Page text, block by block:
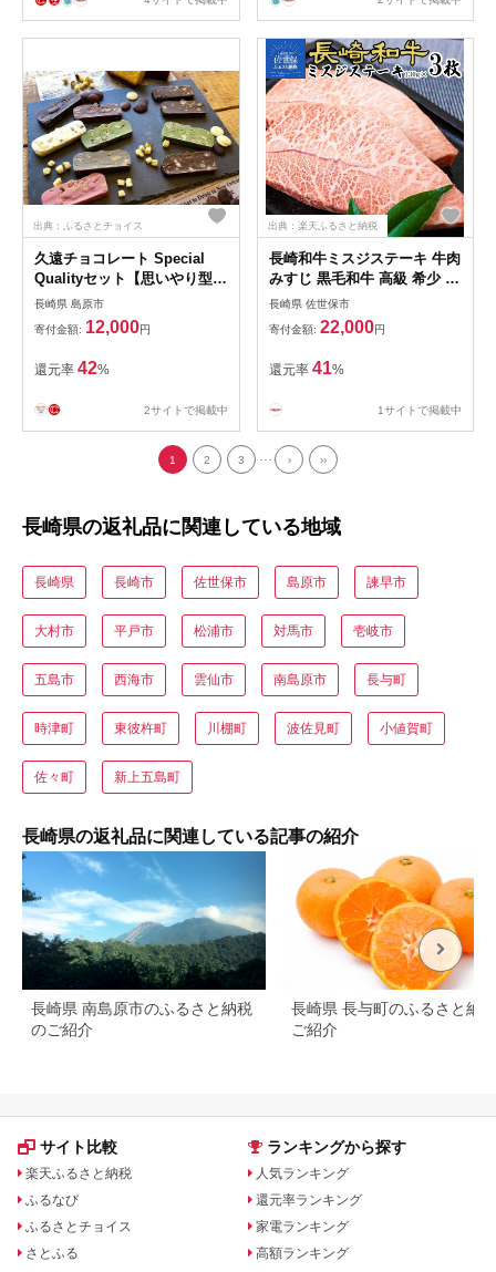
出典：ふるさとチョイス
久遠チョコレート Special
Qualityセット【思いやり型返
礼品】
長崎県 島原市
寄付金額: 12,000円
還元率 42%
2サイトで掲載中
出典：楽天ふるさと納税
長崎和牛ミスジステーキ 牛肉
みすじ 黒毛和牛 高級 希少 国
産 霜降り
長崎県 佐世保市
寄付金額: 22,000円
還元率 41%
1サイトで掲載中
1 2 3 › ››
長崎県の返礼品に関連している地域
長崎県 長崎市 佐世保市 島原市 諫早市
大村市 平戸市 松浦市 対馬市 壱岐市
五島市 西海市 雲仙市 南島原市 長与町
時津町 東彼杵町 川棚町 波佐見町 小値賀町
佐々町 新上五島町
長崎県の返礼品に関連している記事の紹介
長崎県 南島原市のふるさと納税
のご紹介
長崎県 長与町のふるさと納
ご紹介
サイト比較
楽天ふるさと納税
ふるなび
ふるさとチョイス
さとふる
ランキングから探す
人気ランキング
還元率ランキング
家電ランキング
高額ランキング